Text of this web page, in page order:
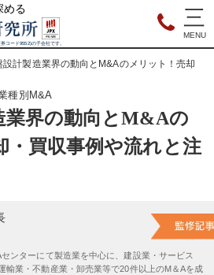
める
コード9552)の子会社です。
設計製造業界の動向とM&Aのメリット！売却・
種別M&A
業界の動向とM&Aの
・買収事例や流れと注
ンターにて製造業を中心に、建設業・サービス
輸業・不動産業・卸売業等で20件以上のM＆Aを成